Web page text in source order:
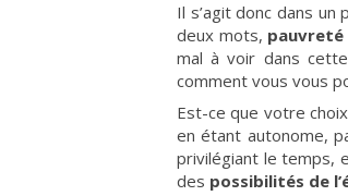
Il s’agit donc dans
deux mots, pauvreté
mal à voir dans cette
comment vous vous
Est-ce que votre
en étant autonome,
privilégiant le temps,
des possibilités de